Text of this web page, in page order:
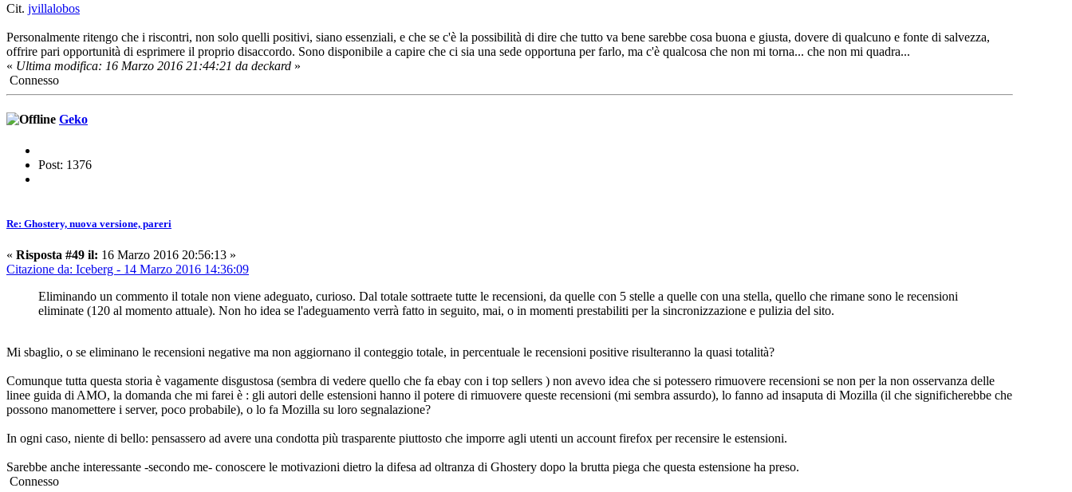
Cit. jvillalobos
Personalmente ritengo che i riscontri, non solo quelli positivi, siano essenziali, e che se c'è la possibilità di dire che tutto va bene sarebbe cosa buona e giusta, dovere di qualcuno e fonte di salvezza,
offrire pari opportunità di esprimere il proprio disaccordo. Sono disponibile a capire che ci sia una sede opportuna per farlo, ma c'è qualcosa che non mi torna... che non mi quadra...
« Ultima modifica: 16 Marzo 2016 21:44:21 da deckard »
Connesso
Geko
Post: 1376
Re: Ghostery, nuova versione, pareri
« Risposta #49 il: 16 Marzo 2016 20:56:13 »
Citazione da: Iceberg - 14 Marzo 2016 14:36:09
Eliminando un commento il totale non viene adeguato, curioso. Dal totale sottraete tutte le recensioni, da quelle con 5 stelle a quelle con una stella, quello che rimane sono le recensioni
eliminate (120 al momento attuale). Non ho idea se l'adeguamento verrà fatto in seguito, mai, o in momenti prestabiliti per la sincronizzazione e pulizia del sito.
Mi sbaglio, o se eliminano le recensioni negative ma non aggiornano il conteggio totale, in percentuale le recensioni positive risulteranno la quasi totalità?
Comunque tutta questa storia è vagamente disgustosa (sembra di vedere quello che fa ebay con i top sellers ) non avevo idea che si potessero rimuovere recensioni se non per la non osservanza delle
linee guida di AMO, la domanda che mi farei è : gli autori delle estensioni hanno il potere di rimuovere queste recensioni (mi sembra assurdo), lo fanno ad insaputa di Mozilla (il che significherebbe che
possono manomettere i server, poco probabile), o lo fa Mozilla su loro segnalazione?
In ogni caso, niente di bello: pensassero ad avere una condotta più trasparente piuttosto che imporre agli utenti un account firefox per recensire le estensioni.
Sarebbe anche interessante -secondo me- conoscere le motivazioni dietro la difesa ad oltranza di Ghostery dopo la brutta piega che questa estensione ha preso.
Connesso